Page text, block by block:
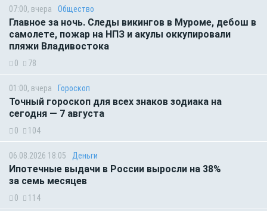
07:00, вчера Общество
Главное за ночь. Следы викингов в Муроме, дебош в
самолете, пожар на НПЗ и акулы оккупировали
пляжи Владивостока
0 78
01:00, вчера Гороскоп
Точный гороскоп для всех знаков зодиака на
сегодня — 7 августа
0 104
06.08.2026 18:05 Деньги
Ипотечные выдачи в России выросли на 38%
за семь месяцев
0 114